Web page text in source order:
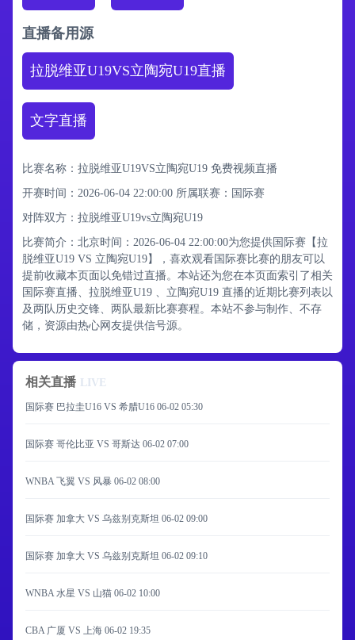
直播备用源
拉脱维亚U19VS立陶宛U19直播
文字直播
比赛名称：拉脱维亚U19VS立陶宛U19 免费视频直播
开赛时间：2026-06-04 22:00:00 所属联赛： 国际赛
对阵双方：拉脱维亚U19vs立陶宛U19
比赛简介：北京时间：2026-06-04 22:00:00为您提供国际赛【拉
脱维亚U19 VS 立陶宛U19】，喜欢观看国际赛比赛的朋友可以
提前收藏本页面以免错过直播。本站还为您在本页面索引了相关
国际赛直播、拉脱维亚U19 、立陶宛U19 直播的近期比赛列表以
及两队历史交锋、两队最新比赛赛程。本站不参与制作、不存
储，资源由热心网友提供信号源。
相关直播 LIVE
国际赛 巴拉圭U16 VS 希腊U16 06-02 05:30
国际赛 哥伦比亚 VS 哥斯达 06-02 07:00
WNBA 飞翼 VS 风暴 06-02 08:00
国际赛 加拿大 VS 乌兹别克斯坦 06-02 09:00
国际赛 加拿大 VS 乌兹别克斯坦 06-02 09:10
WNBA 水星 VS 山猫 06-02 10:00
CBA 广厦 VS 上海 06-02 19:35